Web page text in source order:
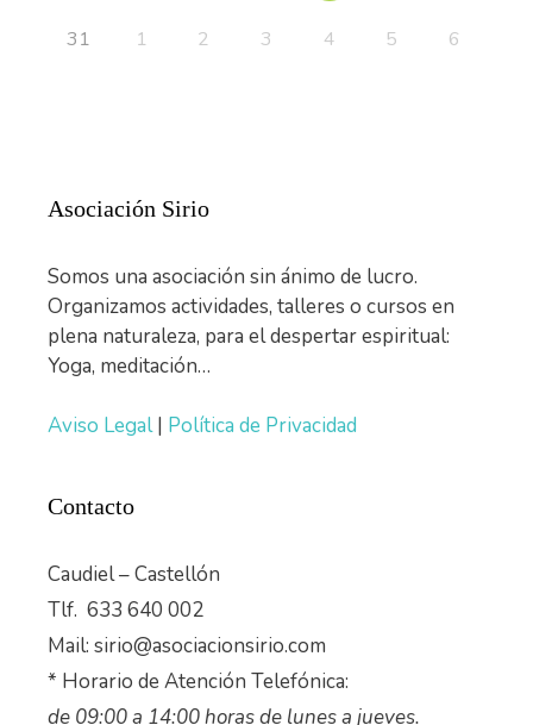
31 1 2 3 4 5 6
Asociación Sirio
Somos una asociación sin ánimo de lucro.
Organizamos actividades, talleres o cursos en
plena naturaleza, para el despertar espiritual:
Yoga, meditación…
Aviso Legal| Política de Privacidad
Contacto
Caudiel – Castellón
Tlf. 633 640 002
Mail: sirio@asociacionsirio.com
* Horario de Atención Telefónica:
de 09:00 a 14:00 horas de lunes a jueves.